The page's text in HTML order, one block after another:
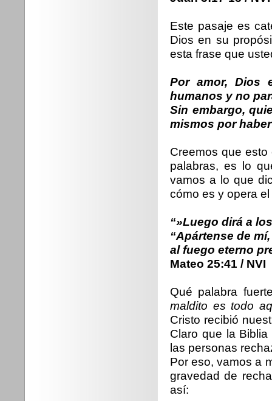
Este pasaje es
Dios en su
esta frase que
Por amor, Dios
humanos y no
Sin embargo,
mismos por
Creemos que
palabras, es lo
vamos a lo que
cómo es y opera
“»Luego dirá a
“Apártense de
al fuego eterno
Mateo 25:41 / NVI
Qué palabra
maldito es todo
Cristo recibió
Claro que la
las personas
Por eso, vamos a
gravedad de
así: